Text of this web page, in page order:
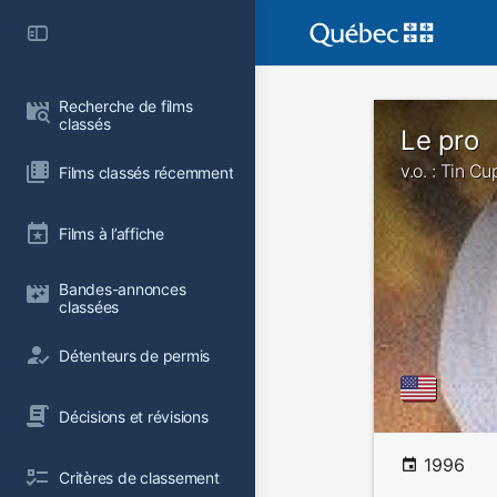
Recherche de films
classés
Films classés récemment
Films à l’affiche
Bandes-annonces
classées
Détenteurs de permis
Décisions et révisions
Critères de classement
Le pro
v.o. : Tin
1996